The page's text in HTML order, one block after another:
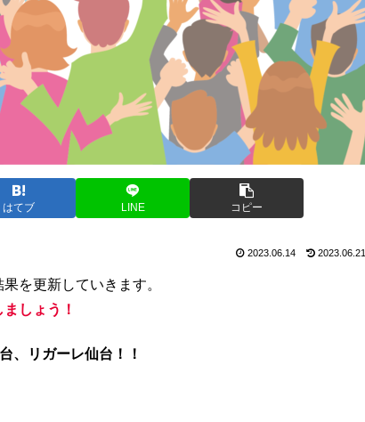
はてブ LINE コピー
2023.06.14 2023.06.21
を更新していきます。
しょう！
、リガーレ仙台！！